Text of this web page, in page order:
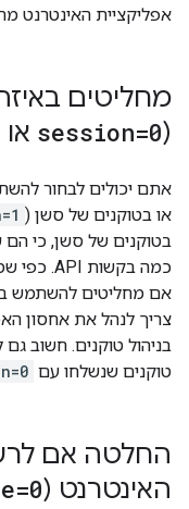
אפליקציית האינטרנט
מחליטים
(
session=0 או
אתם יכולים לבחור
או בטוקנים של סשן (
בטוקנים של סשן, כי הם
אם מחליטים להשתמש
צריך לנהל את אחסון
בניהול טוקנים. חשוב
טוקנים שנשלחו עם
החלטה אם
האינטרנט (